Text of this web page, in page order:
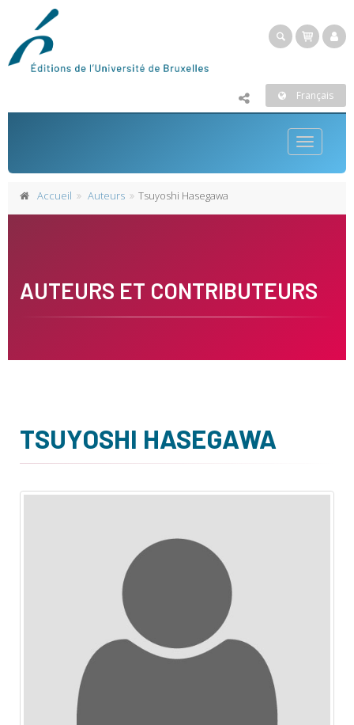
Français
Toggle
Accueil Auteurs Tsuyoshi Hasegawa
AUTEURS ET CONTRIBUTEURS
TSUYOSHI HASEGAWA